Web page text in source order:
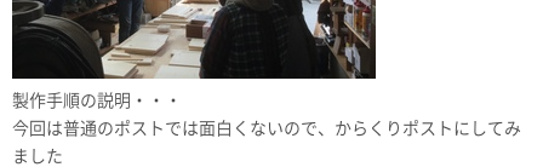
製作手順の説明・・・
今回は普通のポストでは面白くないので、からくりポストにしてみ
ました